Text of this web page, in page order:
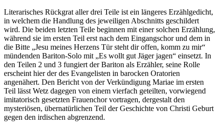
Literarisches Rückgrat aller drei Teile ist ein längeres Erzählgedicht,
in welchem die Handlung des jeweiligen Abschnitts geschildert
wird. Die beiden letzten Teile beginnen mit einer solchen Erzählung,
während sie im ersten Teil erst nach dem Eingangschor und dem in
die Bitte „Jesu meines Herzens Tür steht dir offen, komm zu mir“
mündenden Bariton-Solo mit „Es wollt gut Jäger jagen“ einsetzt. In
den Teilen 2 und 3 fungiert der Bariton als Erzähler, seine Rolle
erscheint hier der des Evangelisten in barocken Oratorien
angenähert. Den Bericht von der Verkündigung Mariae im ersten
Teil lässt Wetz dagegen von einem vierfach geteilten, vorwiegend
imitatorisch gesetzten Frauenchor vortragen, dergestalt den
mysteriösen, übernatürlichen Teil der Geschichte von Christi Geburt
gegen den irdischen abgrenzend.